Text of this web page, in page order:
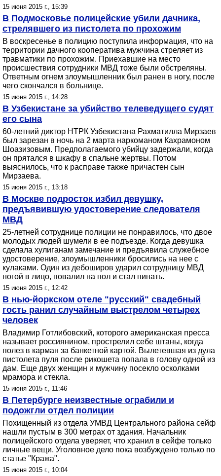
15 июня 2015 г., 15:39
В Подмосковье полицейские убили дачника,
стрелявшего из пистолета по прохожим
В воскресенье в полицию поступила информация, что на
территории дачного кооператива мужчина стреляет из
травматики по прохожим. Приехавшие на место
происшествия сотрудники МВД тоже были обстреляны.
Ответным огнем злоумышленник был ранен в ногу, после
чего скончался в больнице.
15 июня 2015 г., 14:28
В Узбекистане за убийство телеведущего судят
его сына
60-летний диктор НТРК Узбекистана Рахматилла Мирзаев
был зарезан в ночь на 2 марта наркоманом Кахрамоном
Шоазизовым. Предполагаемого убийцу задержали, когда
он прятался в шкафу в спальне жертвы. Потом
выяснилось, что к расправе также причастен сын
Мирзаева.
15 июня 2015 г., 13:18
В Москве подросток избил девушку,
предъявившую удостоверение следователя
МВД
25-летней сотруднице полиции не понравилось, что двое
молодых людей шумели в ее подъезде. Когда девушка
сделала хулиганам замечание и предъявила служебное
удостоверение, злоумышленники бросились на нее с
кулаками. Один из дебоширов ударил сотрудницу МВД
ногой в лицо, повалил на пол и стал пинать.
15 июня 2015 г., 12:42
В нью-йоркском отеле "русский" свадебный
гость ранил случайным выстрелом четырех
человек
Владимир Готлибовский, которого американская пресса
называет россиянином, прострелил себе штаны, когда
полез в карман за банкетной картой. Вылетевшая из дула
пистолета пуля после рикошета попала в голову одной из
дам. Еще двух женщин и мужчину посекло осколками
мрамора и стекла.
15 июня 2015 г., 11:46
В Петербурге неизвестные ограбили и
подожгли отдел полиции
Похищенный из отдела УМВД Центрального района сейф
нашли пустым в 300 метрах от здания. Начальник
полицейского отдела уверяет, что хранил в сейфе только
личные вещи. Уголовное дело пока возбуждено только по
статье "Кража".
15 июня 2015 г., 10:04